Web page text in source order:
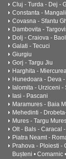
Cluj - Turda - Dej -
Constanta -
Covasna - Sfantu
Dambovita -
Dolj - Craiova -
Galati - Tecuci
Giurgiu
Gorj - Targu Jiu
Harghita -
Hunedoara - Deva
Ialomita - Urziceni -
Iasi - Pascani
Maramures - Baia
Mehedinti -
Mures - Targu
Olt - Bals - Caracal
Piatra Neamt -
Prahova - Ploiesti -
Bușteni • Comarnic